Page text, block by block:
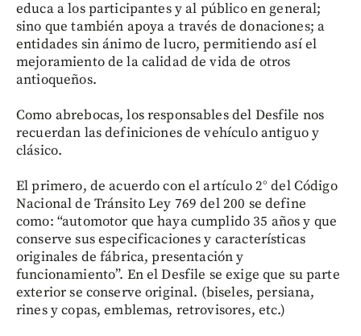
educa a los participantes y al público en general;
sino que también apoya a través de donaciones; a
entidades sin ánimo de lucro, permitiendo así el
mejoramiento de la calidad de vida de otros
antioqueños.
Como abrebocas, los responsables del Desfile nos
recuerdan las definiciones de vehículo antiguo y
clásico.
El primero, de acuerdo con el artículo 2° del Código
Nacional de Tránsito Ley 769 del 200 se define
como: “automotor que haya cumplido 35 años y que
conserve sus especificaciones y características
originales de fábrica, presentación y
funcionamiento”. En el Desfile se exige que su parte
exterior se conserve original. (biseles, persiana,
rines y copas, emblemas, retrovisores, etc.)